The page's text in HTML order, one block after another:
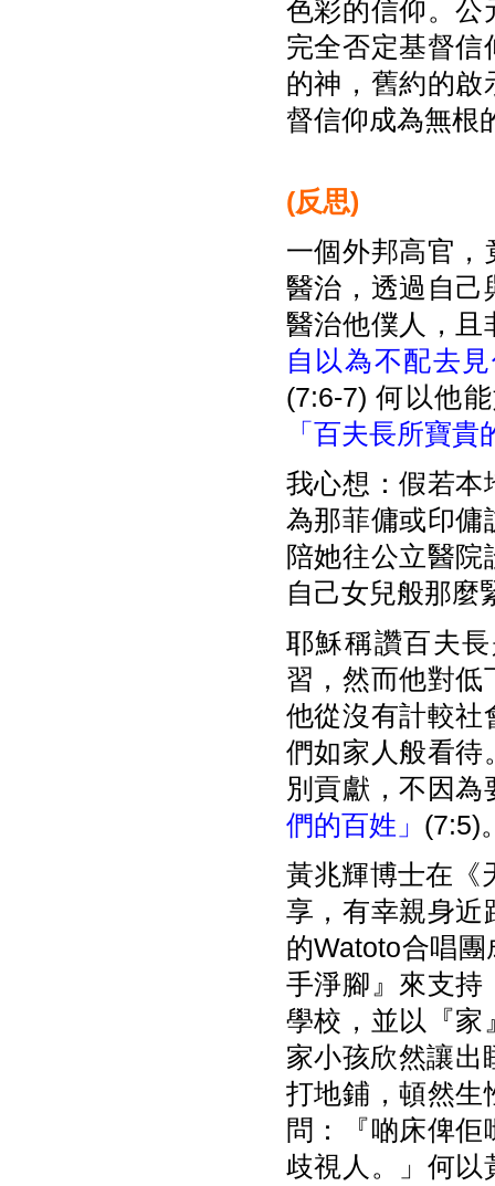
色彩的信仰。公
完全否定基督信
的神，舊約的啟
督信仰成為無根
(反思)
一個外邦高官，
醫治，透過自己
醫治他僕人，且
自以為不配去
(7:6-7) 何以他
「百夫長所寶貴
我心想：假若本
為那菲傭或印傭
陪她往公立醫
自己女兒般那麼
耶穌稱讚百夫
習，然而他對低
他從沒有計較社
們如家人般看待
別貢獻，不因
們的百姓」 (7:5)
黃兆輝博士在《
享，有幸親身近
的Watoto合唱
手淨腳』來支持
學校，並以『家
家小孩欣然讓出
打地鋪，頓然生
問：『啲床俾
歧視人。」何以